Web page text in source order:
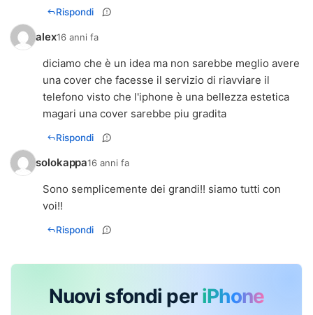
Rispondi
alex16 anni fa
diciamo che è un idea ma non sarebbe meglio avere
una cover che facesse il servizio di riavviare il
telefono visto che l'iphone è una bellezza estetica
magari una cover sarebbe piu gradita
Rispondi
solokappa16 anni fa
Sono semplicemente dei grandi!! siamo tutti con
voi!!
Rispondi
Nuovi sfondi per iPhone